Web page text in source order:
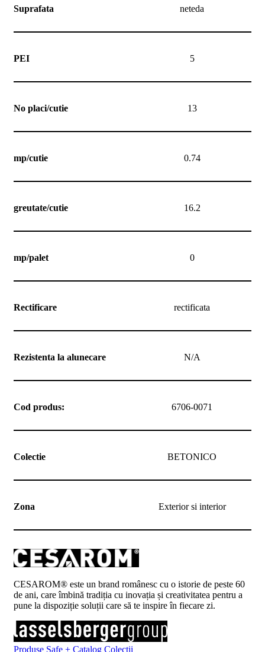
Suprafata neteda
PEI 5
No placi/cutie 13
mp/cutie 0.74
greutate/cutie 16.2
mp/palet 0
Rectificare rectificata
Rezistenta la alunecare N/A
Cod produs: 6706-0071
Colectie BETONICO
Zona Exterior si interior
CESAROM® este un brand românesc cu o istorie de peste 60
de ani, care îmbină tradiția cu inovația și creativitatea pentru a
pune la dispoziție soluții care să te inspire în fiecare zi.
Produse Safe + Catalog Colecții